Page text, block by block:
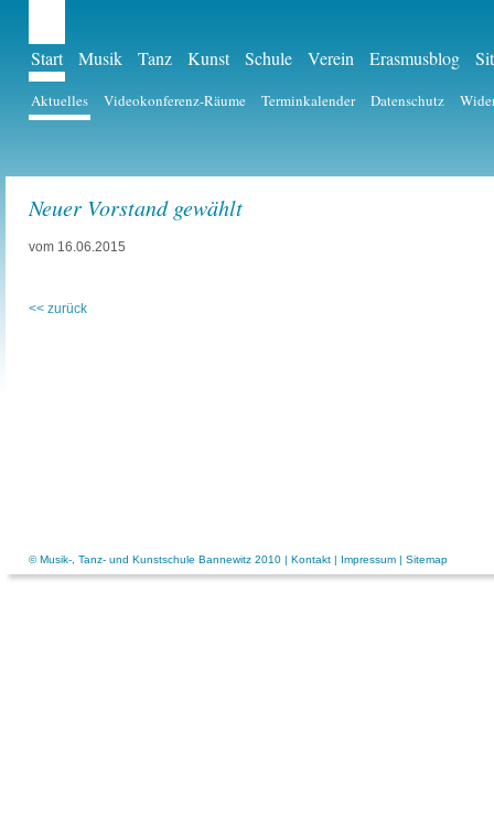
Start
Aktuelles Videokonferenz-Räume Terminkalender Datenschutz
Musik Tanz Kunst Schule Verein Erasmusblog
Neuer Vorstand gewählt
vom 16.06.2015
<< zurück
© Musik-, Tanz- und Kunstschule Bannewitz 2010 | Kontakt| Impressum| Sitemap